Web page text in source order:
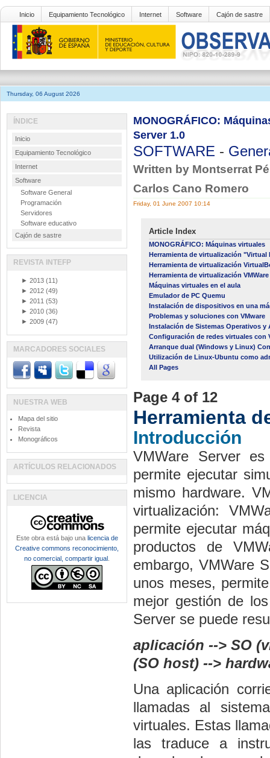
Inicio Equipamiento Tecnológico Internet Software Cajón de sastre
Thursday, 06 August 2026
MONOGRÁFICO:
Server 1.0
SOFTWARE -
Written by Montserrat
Carlos Cano Romero
Friday, 01 June 2007 10:14
Article Index
MONOGRÁFICO: Máquinas virtuales
Herramienta de virtualización "Virtual
Herramienta de virtualización
Herramienta de virtualización VMWare
Máquinas virtuales en el aula
Emulador de PC Quemu
Instalación de dispositivos en una
Problemas y soluciones con VMware
Instalación de Sistemas Operativos y
Configuración de redes virtuales con
Arranque dual (Windows y Linux) Con
Utilización de Linux-Ubuntu como
All Pages
Page 4 of 12
Herramienta
Introducción
VMWare Server
permite ejecutar
mismo hardware.
virtualización:
permite ejecutar
productos de
embargo, VMWare
unos meses,
mejor gestión de
Server se puede
aplicación --> SO
(SO host) -->
Una aplicación
llamadas al
virtuales. Estas
las traduce a
ÍNDICE
Inicio
Equipamiento Tecnológico
Internet
Software
Software General
Programación
Servidores
Software educativo
Cajón de sastre
REVISTA INTEFP
► 2013 (11)
► 2012 (49)
► 2011 (53)
► 2010 (36)
► 2009 (47)
MARCADORES SOCIALES
NUESTRA WEB
Mapa del sitio
Revista
Monográficos
ARTÍCULOS RELACIONADOS
LICENCIA
Este obra está bajo una licencia de
Creative commons reconocimiento,
no comercial, compartir igual